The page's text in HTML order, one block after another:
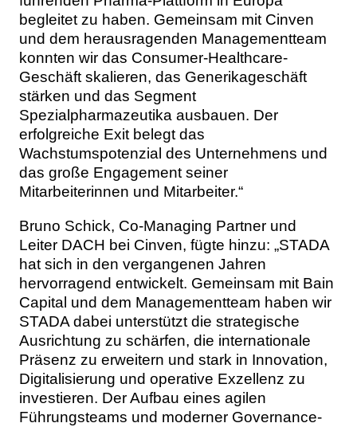
begleitet zu haben. Gemeinsam mit Cinven
und dem herausragenden Managementteam
konnten wir das Consumer-Healthcare-
Geschäft skalieren, das Generikageschäft
stärken und das Segment
Spezialpharmazeutika ausbauen. Der
erfolgreiche Exit belegt das
Wachstumspotenzial des Unternehmens und
das große Engagement seiner
Mitarbeiterinnen und Mitarbeiter.“
Bruno Schick, Co-Managing Partner und
Leiter DACH bei Cinven, fügte hinzu: „STADA
hat sich in den vergangenen Jahren
hervorragend entwickelt. Gemeinsam mit Bain
Capital und dem Managementteam haben wir
STADA dabei unterstützt die strategische
Ausrichtung zu schärfen, die internationale
Präsenz zu erweitern und stark in Innovation,
Digitalisierung und operative Exzellenz zu
investieren. Der Aufbau eines agilen
Führungsteams und moderner Governance-